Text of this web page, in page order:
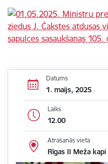
Datums
1. maijs, 2025
Laiks
12.00
Atrašanās vieta
Rīgas II Meža kapi